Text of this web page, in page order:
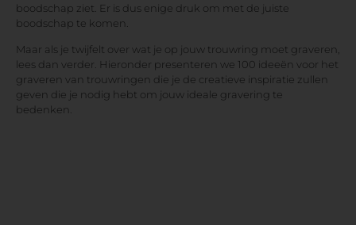
boodschap ziet. Er is dus enige druk om met de juiste
boodschap te komen.
Maar als je twijfelt over wat je op jouw trouwring moet graveren,
lees dan verder. Hieronder presenteren we 100 ideeën voor het
graveren van trouwringen die je de creatieve inspiratie zullen
geven die je nodig hebt om jouw ideale gravering te
bedenken.